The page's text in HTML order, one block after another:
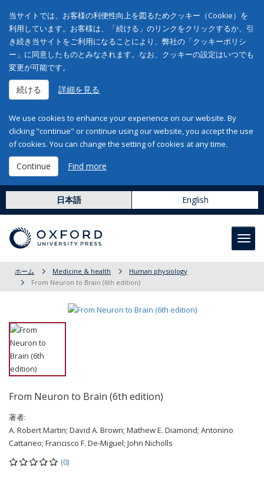
当サイトでは、お客様の利便性向上を図るためクッキー（Cookie）を
利用しています。お客様は、「続ける」のリンクをクリックするか、引
き続き当サイトをご利用になることにより、弊社の「クッキーポリシ
ー」に同意したものとみなされます。なお、クッキーの設定はいつでも
変更が可能です。
続ける 詳細を見る
We use cookies to enhance your experience on our website. By
clicking "continue" or continue using our website, you accept the use
of cookies. You can change the setting of cookies at any time.
Continue Find more
日本語 English
ホーム Medicine & health
Human physiology
From Neuron to Brain (6th edition)
From Neuron to Brain (6th edition)
著者:
A. Robert Martin; David A. Brown; Mathew E. Diamond; Antonino
Cattaneo; Francisco F. De-Miguel; John Nicholls
(0)